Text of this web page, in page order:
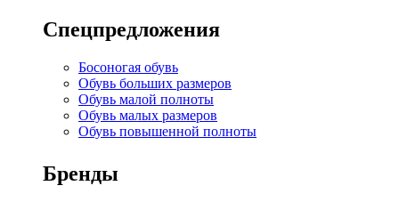
Спецпредложения
Босоногая обувь
Обувь больших размеров
Обувь малой полноты
Обувь малых размеров
Обувь повышенной полноты
Бренды